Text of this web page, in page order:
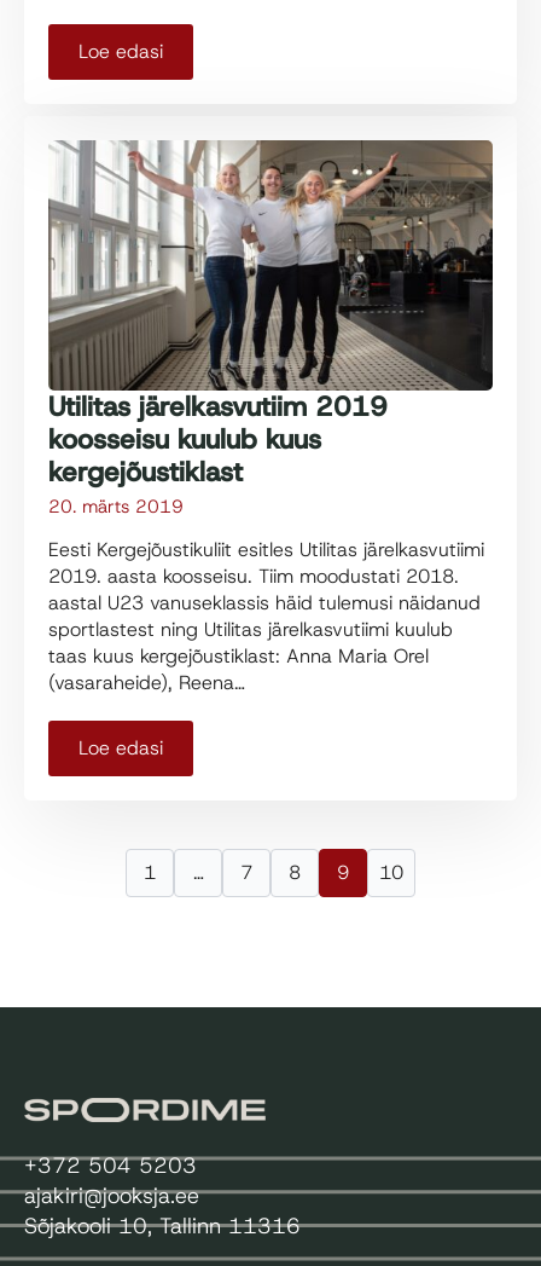
Loe edasi
Utilitas järelkasvutiim 2019
koosseisu kuulub kuus
kergejõustiklast
20. märts 2019
Eesti Kergejõustikuliit esitles Utilitas järelkasvutiimi
2019. aasta koosseisu. Tiim moodustati 2018.
aastal U23 vanuseklassis häid tulemusi näidanud
sportlastest ning Utilitas järelkasvutiimi kuulub
taas kuus kergejõustiklast: Anna Maria Orel
(vasaraheide), Reena…
Loe edasi
1 … 7 8 9 10
+372 504 5203
ajakiri@jooksja.ee
Sõjakooli 10, Tallinn 11316